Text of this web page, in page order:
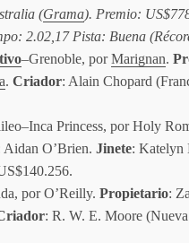
(Grama). Premio:
2.02,17 Pista: Buena
–Grenoble, porMarignan.
. Criador: Alain Chopard
Princess, por Holy
Aidan O’Brien. Jinete: Katelyn
por O’Reilly. Propietario:
: R. W. E. Moore